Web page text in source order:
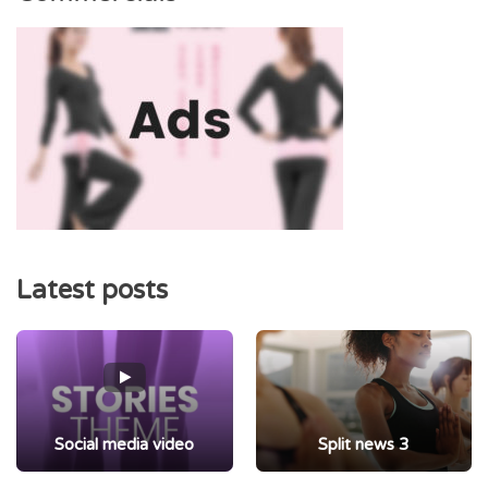
Latest posts
Social media video Split news 3